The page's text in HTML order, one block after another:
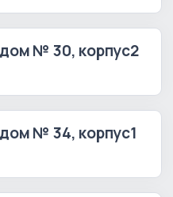
№ 30, корпус2
№ 34, корпус1